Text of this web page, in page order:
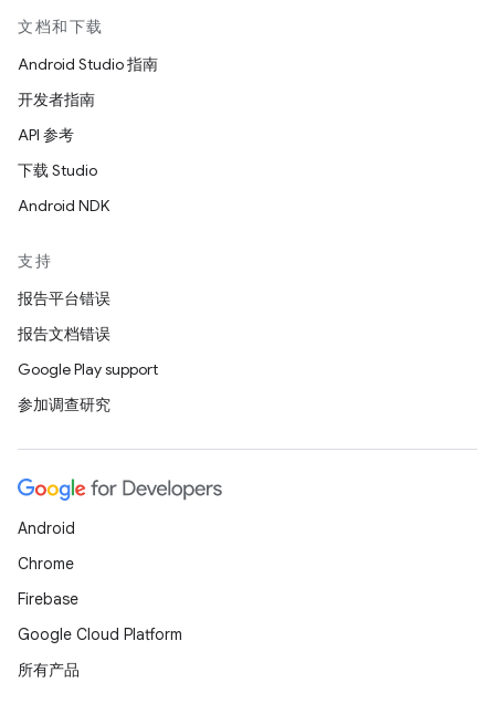
文档和下载
Android Studio 指南
开发者指南
API 参考
下载 Studio
Android NDK
支持
报告平台错误
报告文档错误
Google Play support
参加调查研究
Android
Chrome
Firebase
Google Cloud Platform
所有产品